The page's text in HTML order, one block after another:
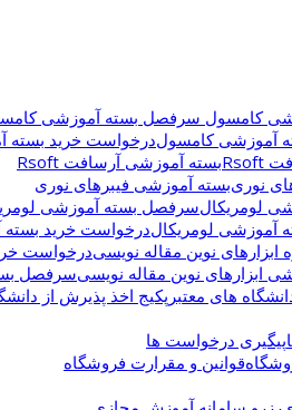
سرفصل بسته آموزشی
درخواست خرید بسته
بسته آموزشی آرسافت Rsoft
بسته آموزشی فیبرهای نوری
سرفصل بسته آموزشی
درخواست خرید بسته
درخواست
سرفصل
پکیج اخذ پذیرش از
پیگیری درخواست ها
قوانین و مقرارت فروشگاه